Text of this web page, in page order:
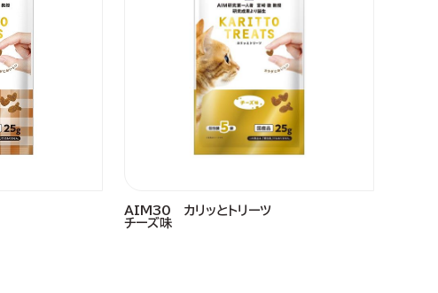
AIM30 カリッとトリーツ
チーズ味